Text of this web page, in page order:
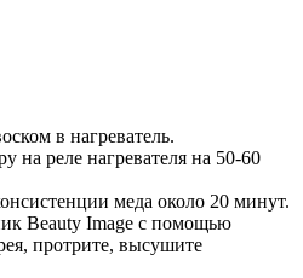
в нагреватель.
на реле нагревателя на 50-60
меда около 20 минут.
Beauty Image с помощью
протрите, высушите